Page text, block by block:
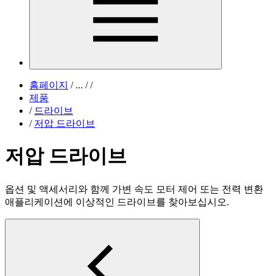
홈페이지 /... / /
제품
/ 드라이브
/ 저압 드라이브
저압 드라이브
옵션 및 액세서리와 함께 가변 속도 모터 제어 또는 전력 변환
애플리케이션에 이상적인 드라이브를 찾아보십시오.